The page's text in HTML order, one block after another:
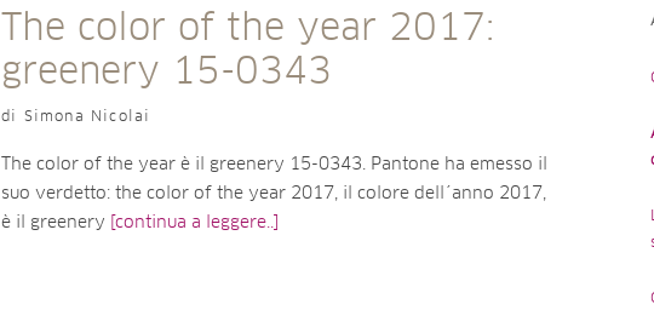
The color of the year 2017:
greenery 15-0343
di Simona Nicolai
The color of the year è il greenery 15-0343. Pantone ha emesso il
suo verdetto: the color of the year 2017, il colore dell´anno 2017,
è il greenery
[continua a leggere..]